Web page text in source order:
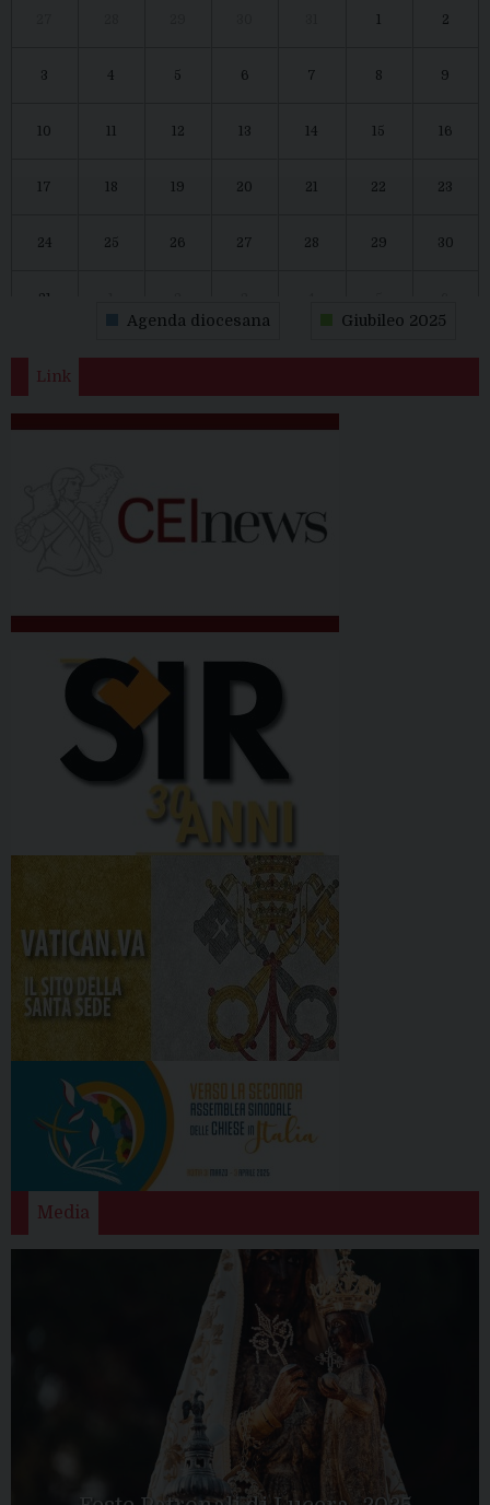
2
3 4 5 6 7 8 9
10 12 13 14 15 16
17 18 19 20 21 22 23
24 25 26 27 28 29 30
31
Agenda diocesana Giubileo 2025
Link
Media